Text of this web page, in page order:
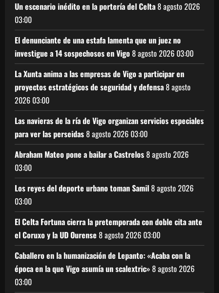
Un escenario inédito en la portería del Celta8 agosto 2026
03:00
El denunciante de una estafa lamenta que un juez no
investigue a 14 sospechosos en Vigo8 agosto 2026 03:00
La Xunta anima a las empresas de Vigo a participar en
proyectos estratégicos de seguridad y defensa8 agosto
2026 03:00
Las navieras de la ría de Vigo organizan servicios especiales
para ver las perseidas8 agosto 2026 03:00
Abraham Mateo pone a bailar a Castrelos8 agosto 2026
03:00
Los reyes del deporte urbano toman Samil8 agosto 2026
03:00
El Celta Fortuna cierra la pretemporada con doble cita ante
el Coruxo y la UD Ourense 8 agosto 2026 03:00
Caballero en la humanización de Lepanto: «Acaba con la
época en la que Vigo asumía un scalextric»8 agosto 2026
03:00